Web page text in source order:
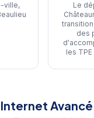
ville,
Le
des
les
Avancé